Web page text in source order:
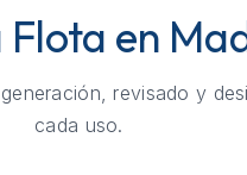
Flota en
revisado y
cada uso.